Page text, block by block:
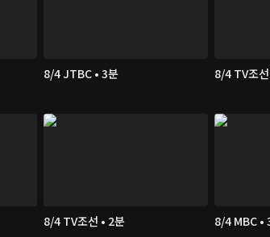
8/4 JTBC • 3분 8/4 TV조
8/4 TV조선 • 2분 8/4 MBC •